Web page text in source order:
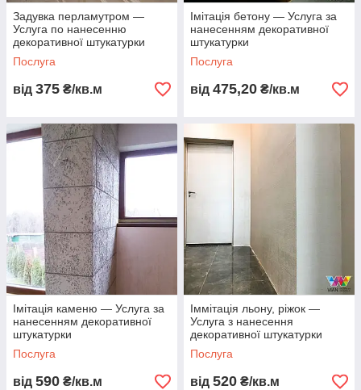
Задувка перламутром —
Услуга по нанесенню
декоративної штукатурки
Послуга
від 375 ₴/кв.м
Імітація бетону — Услуга за
нанесенням декоративної
штукатурки
Послуга
від 475,20 ₴/кв.м
Імітація каменю — Услуга за
нанесенням декоративної
штукатурки
Послуга
від 590 ₴/кв.м
Іммітація льону, ріжок —
Услуга з нанесення
декоративної штукатурки
Послуга
від 520 ₴/кв.м